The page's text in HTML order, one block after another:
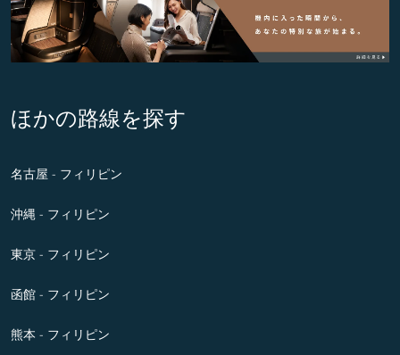
ほかの路線を探す
名古屋 - フィリピン
沖縄 - フィリピン
東京 - フィリピン
函館 - フィリピン
熊本 - フィリピン